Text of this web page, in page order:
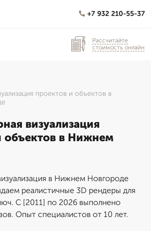
+7 932 210-55-37
Рассчитайте
стоимость онлайн
проектов и объектов в
визуализация
объектов в Нижнем
в Нижнем Новгороде
реалистичные 3D рендеры для
С [2011] по 2026 выполнено
Опыт специалистов от 10 лет.